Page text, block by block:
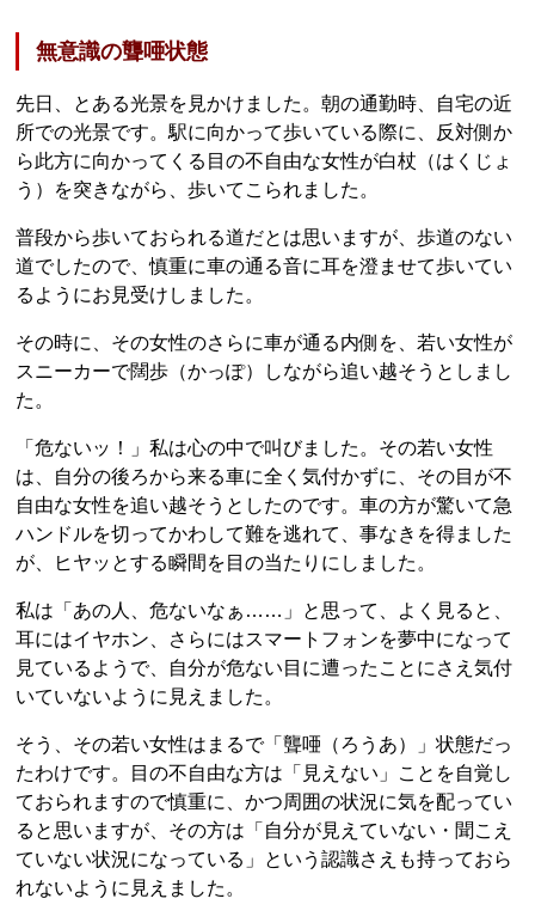
無意識の聾唖状態
先日、とある光景を見かけました。朝の通勤時、自宅の近
所での光景です。駅に向かって歩いている際に、反対側か
ら此方に向かってくる目の不自由な女性が白杖（はくじょ
う）を突きながら、歩いてこられました。
普段から歩いておられる道だとは思いますが、歩道のない
道でしたので、慎重に車の通る音に耳を澄ませて歩いてい
るようにお見受けしました。
その時に、その女性のさらに車が通る内側を、若い女性が
スニーカーで闊歩（かっぽ）しながら追い越そうとしまし
た。
「危ないッ！」私は心の中で叫びました。その若い女性
は、自分の後ろから来る車に全く気付かずに、その目が不
自由な女性を追い越そうとしたのです。車の方が驚いて急
ハンドルを切ってかわして難を逃れて、事なきを得ました
が、ヒヤッとする瞬間を目の当たりにしました。
私は「あの人、危ないなぁ……」と思って、よく見ると、
耳にはイヤホン、さらにはスマートフォンを夢中になって
見ているようで、自分が危ない目に遭ったことにさえ気付
いていないように見えました。
そう、その若い女性はまるで「聾唖（ろうあ）」状態だっ
たわけです。目の不自由な方は「見えない」ことを自覚し
ておられますので慎重に、かつ周囲の状況に気を配ってい
ると思いますが、その方は「自分が見えていない・聞こえ
ていない状況になっている」という認識さえも持っておら
れないように見えました。